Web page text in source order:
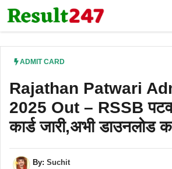
Skip
to
ADMIT CARD
Rajathan Patwari
2025 Out – RSSB
कार्ड जारी,अभी डाउनलोड
By: Suchit